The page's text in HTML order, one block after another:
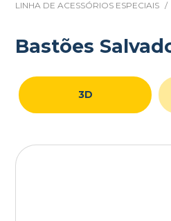
LINHA DE ACESSÓRIOS ESPECIAIS /
Bastões
3D